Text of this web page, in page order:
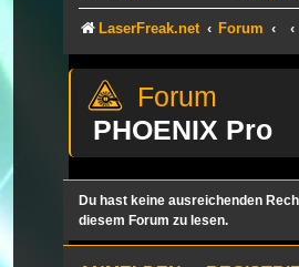
LaserFreak.net Forum
PHOENIX Pro
Du hast keine ausreichenden
diesem Forum zu lesen.